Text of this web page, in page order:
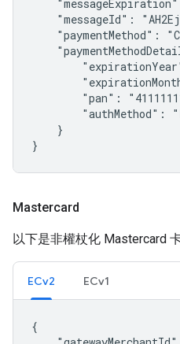
"messageId":
"paymentMethod":
"pan":
"authMethod":
    }
}
Mastercard
以下是非權杖化 Mastercard
ECv2 ECv1
{